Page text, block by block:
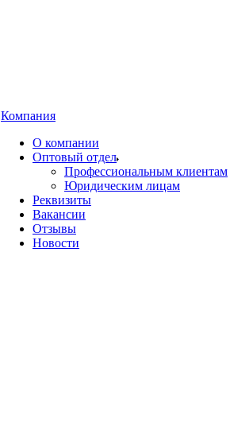
Компания
О компании
Оптовый отдел
Профессиональным клиентам
Юридическим лицам
Реквизиты
Вакансии
Отзывы
Новости